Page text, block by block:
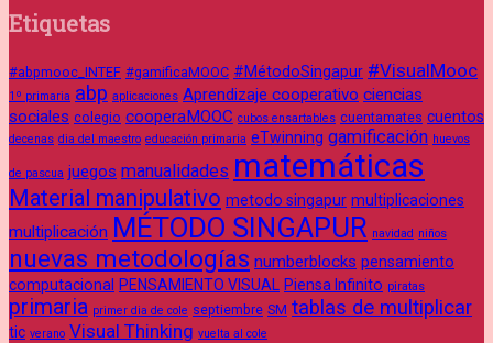
Etiquetas
#abpmooc_INTEF #gamificaMOOC #MétodoSingapur #VisualMooc
1º primaria abp aplicaciones Aprendizaje cooperativo ciencias
sociales colegio cooperaMOOC cubos ensartables cuentamates cuentos
decenas dia del maestro educación primaria eTwinning gamificación huevos
de pascua juegos manualidades matemáticas
Material manipulativo metodo singapur multiplicaciones
multiplicación MÉTODO SINGAPUR navidad niños
nuevas metodologías numberblocks pensamiento
computacional
PENSAMIENTO VISUAL Piensa Infinito piratas
primaria primer dia de cole septiembre SM tablas de multiplicar
tic verano Visual Thinking vuelta al cole